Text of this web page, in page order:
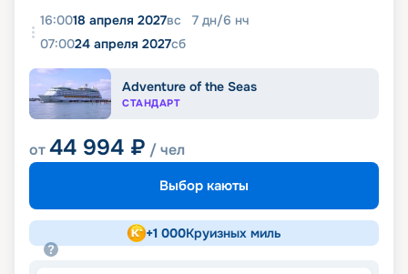
16:0018 апреля 2027вс 7 дн/6 нч
07:0024 апреля 2027сб
Adventure of the Seas
СТАНДАРТ
от44 994 ₽ / чел
Выбор каюты
+1 000Круизных миль